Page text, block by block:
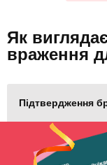
Як
враження
Підтвердження